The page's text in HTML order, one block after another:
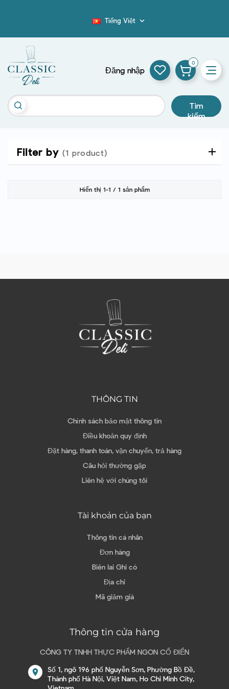
Tiếng Việt 
Tìm
kiếm
Đăng nhập
0
Filter by (1 product)
Hiển thị 1-1 / 1 sản phẩm
THÔNG TIN
Chính sách bảo mật thông tin
Điều khoản quy định
Đặt hàng, thanh toán, vận chuyển, trả hàng
Câu hỏi thường gặp
Liên hệ với chúng tôi
Tài khoản của bạn
Thông tin cá nhân
Đơn hàng
Biên lai Ghi có
Địa chỉ
Mã giảm giá
Thông tin cửa hàng
CÔNG TY TNHH THỰC PHẨM NGON CỔ ĐIỂN
location_on
Số 1, ngõ 196 phố Nguyễn Sơn, Phường Bồ Đề,
Thành phố Hà Nội, Việt Nam, Ho Chi Minh City,